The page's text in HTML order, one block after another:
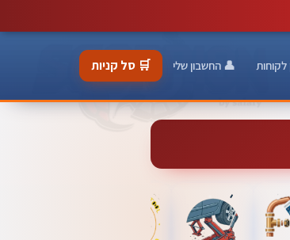
לקוחות 👤 החשבון שלי 🛒 סל קניות